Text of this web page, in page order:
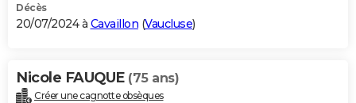
Décès
20/07/2024 à Cavaillon (Vaucluse)
Nicole FAUQUE (75 ans)
Créer une cagnotte obsèques